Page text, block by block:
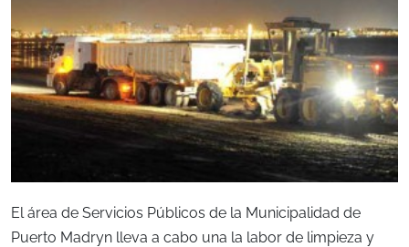
El área de Servicios Públicos de la Municipalidad de
Puerto Madryn lleva a cabo una la labor de limpieza y